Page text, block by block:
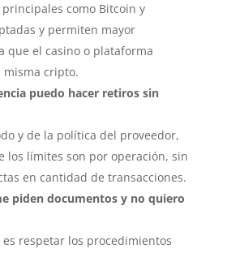
como Bitcoin y
y permiten mayor
que el casino o plataforma
misma cripto.
puedo hacer retiros sin
y de la política del proveedor,
los límites son por operación, sin
en cantidad de transacciones.
piden documentos y no quiero
es respetar los procedimientos